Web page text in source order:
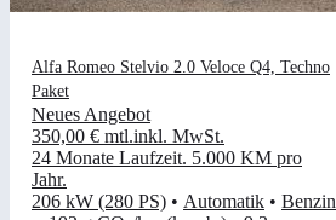
Alfa Romeo Stelvio 2.0 Veloce Q4, Techno
Paket
Neues Angebot
350,00 € mtl.inkl. MwSt.
24 Monate Laufzeit. 5.000 KM pro
Jahr.
206 kW (280 PS) • Automatik • Benzin